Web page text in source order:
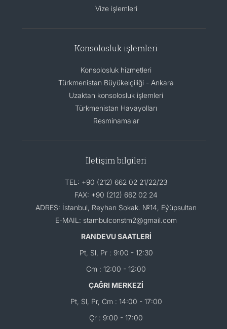
Vize işlemleri
Konsolosluk işlemleri
Konsolosluk hizmetleri
Türkmenistan Büyükelçiliği - Ankara
Uzaktan konsolosluk işlemleri
Türkmenistan Havayolları
Resminamalar
İletişim bilgileri
TEL: +90 (212) 662 02 21/22/23
FAX: +90 (212) 662 02 24
ADRES: İstanbul, Reyhan Sokak. №14, Eýüpsultan
E-MAIL: stambulconstm2@gmail.com
RANDEVU SAATLERİ
Pt, Sl, Pr : 9:00 - 12:30
Cm : 12:00 - 12:00
ÇAĞRI MERKEZİ
Pt, Sl, Pr, Cm : 14:00 - 17:00
Çr : 9:00 - 17:00